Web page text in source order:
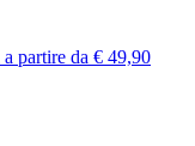
a partire da € 49,90